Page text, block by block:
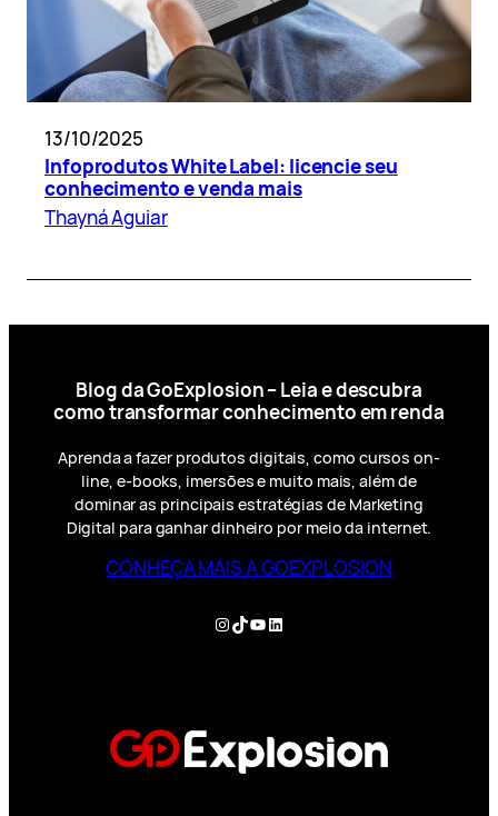
13/10/2025
Infoprodutos White Label: licencie seu
conhecimento e venda mais
Thayná Aguiar
Blog da GoExplosion – Leia e descubra
como transformar conhecimento em renda
Aprenda a fazer produtos digitais, como cursos on-
line, e-books, imersões e muito mais, além de
dominar as principais estratégias de Marketing
Digital para ganhar dinheiro por meio da internet.
CONHEÇA MAIS A GOEXPLOSION
Instagram
TikTok
YouTube
LinkedIn